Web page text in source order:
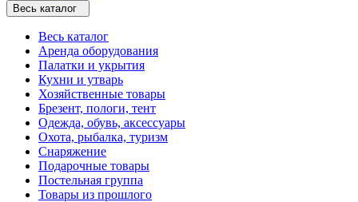
Весь каталог
Весь каталог
Аренда оборудования
Палатки и укрытия
Кухни и утварь
Хозяйственные товары
Брезент, пологи, тент
Одежда, обувь, аксессуары
Охота, рыбалка, туризм
Снаряжение
Подарочные товары
Постельная группа
Товары из прошлого